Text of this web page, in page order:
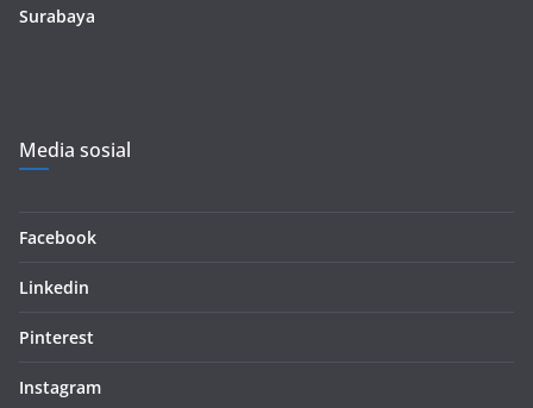
Surabaya
Media sosial
Facebook
Linkedin
Pinterest
Instagram